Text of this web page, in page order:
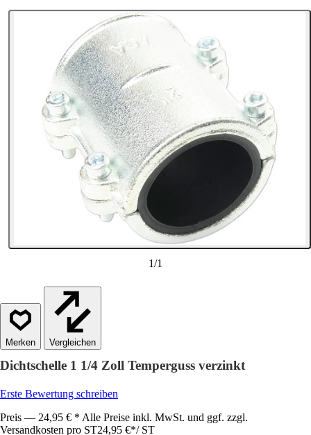
1/1
Vergleichen
Dichtschelle 1 1/4 Zoll Temperguss verzinkt
Erste Bewertung schreiben
Preis — 24,95 € * Alle Preise inkl. MwSt. und ggf. zzgl.
Versandkosten pro ST24,95 €*/ ST